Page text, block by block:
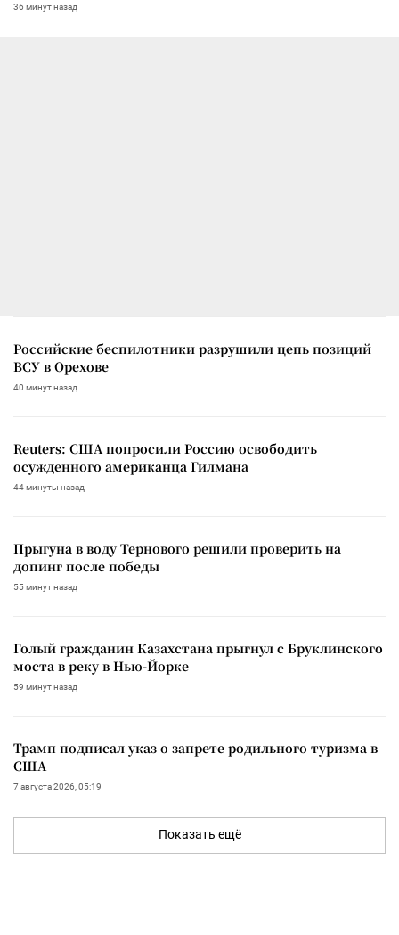
36 минут назад
Российские беспилотники разрушили цепь позиций
ВСУ в Орехове
40 минут назад
Reuters: США попросили Россию освободить
осужденного американца Гилмана
44 минуты назад
Прыгуна в воду Тернового решили проверить на
допинг после победы
55 минут назад
Голый гражданин Казахстана прыгнул с Бруклинского
моста в реку в Нью-Йорке
59 минут назад
Трамп подписал указ о запрете родильного туризма в
США
7 августа 2026, 05:19
Показать ещё